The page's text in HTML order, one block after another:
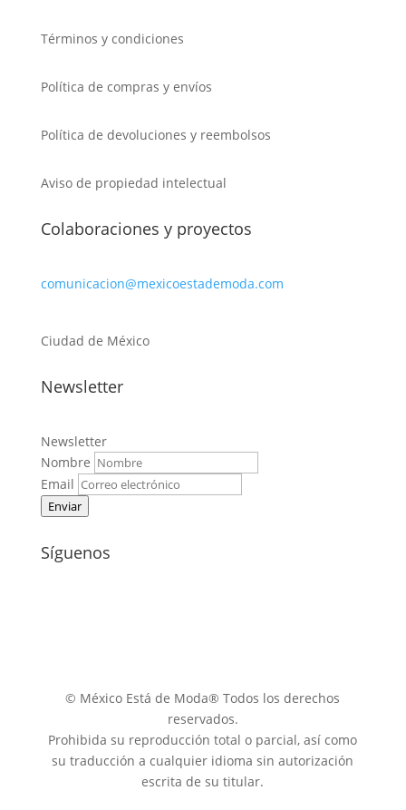
Términos y condiciones
Política de compras y envíos
Política de devoluciones y reembolsos
Aviso de propiedad intelectual
Colaboraciones y proyectos
comunicacion@mexicoestademoda.com
Ciudad de México
Newsletter
Newsletter
Nombre
Email
Enviar
Síguenos
© México Está de Moda® Todos los derechos
reservados.
Prohibida su reproducción total o parcial, así como
su traducción a cualquier idioma sin autorización
escrita de su titular.